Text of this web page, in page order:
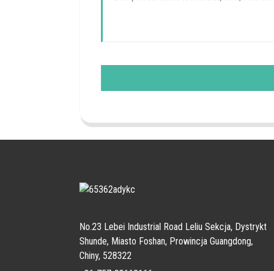
No.23 Lebei Industrial Road Leliu Sekcja, Dystrykt
Shunde, Miasto Foshan, Prowincja Guangdong,
Chiny, 528322